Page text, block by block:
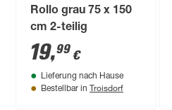
Rollo grau 75 x 150
cm 2-teilig
19,99 €
Lieferung nach Hause
Bestellbar in Troisdorf